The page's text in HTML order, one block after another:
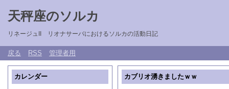
天秤座のソルカ
リネージュII リオナサーバにおけるソルカの活動日記
戻る RSS 管理者用
カブリオ湧きましたｗｗ
カレンダー